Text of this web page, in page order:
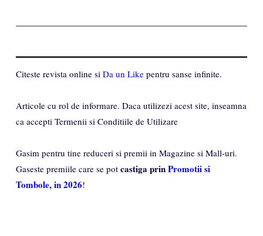
Citeste revista online si Da un Like pentru sanse infinite.
Articole cu rol de informare. Daca utilizezi acest site, inseamna
ca accepti Termenii si Conditiile de Utilizare
Gasim pentru tine reduceri si premii in Magazine si Mall-uri.
Gaseste premiile care se pot castiga prinPromotii si
Tombole, in 2026!